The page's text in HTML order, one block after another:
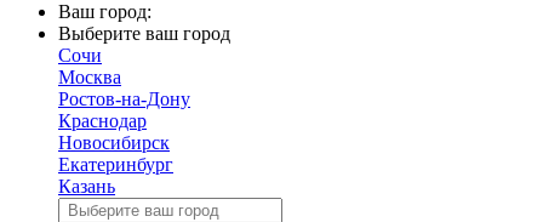
Ваш город:
Выберите ваш город
Сочи
Москва
Ростов-на-Дону
Краснодар
Новосибирск
Екатеринбург
Казань